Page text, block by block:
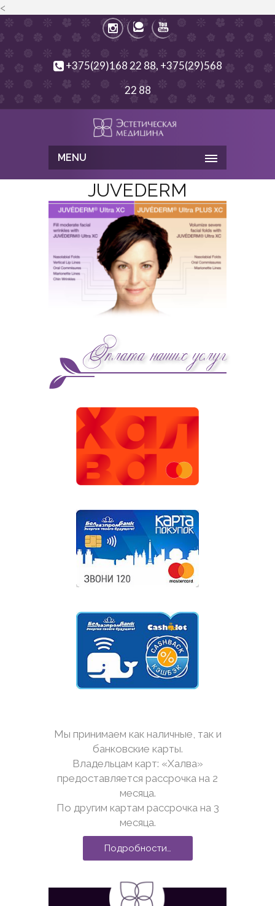
<
+375(29)168 22 88, +375(29)568
22 88
MENU
JUVEDERM
Оплата наших услуг
Мы принимаем как наличные, так и
банковские карты.
Владельцам карт: «Халва»
предоставляется рассрочка на 2
месяца.
По другим картам рассрочка на 3
месяца.
Подробности…